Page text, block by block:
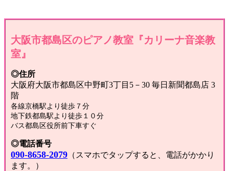
大阪市都島区のピアノ教室『カリーナ音楽教
室』
◎住所
大阪府大阪市都島区中野町3丁目5－30 毎日新聞都島店 3
階
各線京橋駅より徒歩７分
地下鉄都島駅より徒歩１０分
バス都島区役所前下車すぐ
◎電話番号
090-8658-2079 （スマホでタップすると、電話がかかり
ます。）